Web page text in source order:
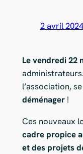
2 avril 2024
Le vendredi 22
l’association,
déménager !
Ces nouveaux
cadre propice
et des projets